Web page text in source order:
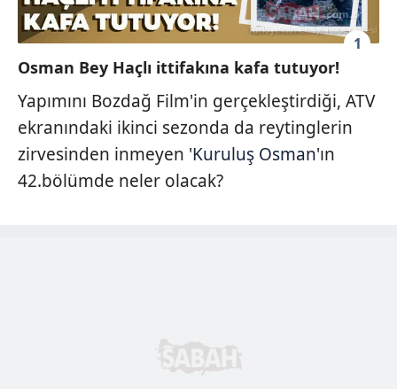
1
Osman Bey Haçlı ittifakına kafa tutuyor!
Yapımını Bozdağ Film'in gerçekleştirdiği, ATV
ekranındaki ikinci sezonda da reytinglerin
zirvesinden inmeyen 'Kuruluş Osman'ın
42.bölümde neler olacak?